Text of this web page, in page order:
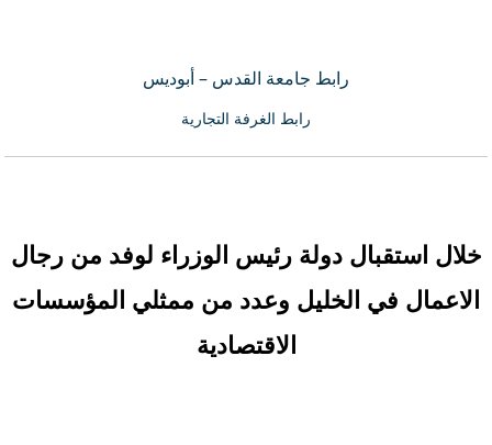
رابط جامعة القدس – أبوديس
رابط الغرفة التجارية
خلال استقبال دولة رئيس الوزراء لوفد من رجال
الاعمال في الخليل وعدد من ممثلي المؤسسات
الاقتصادية